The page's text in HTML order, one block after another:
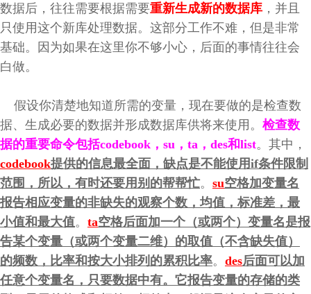
数据后，往往需要根据需要重新生成新的数据库 ，并且
只使用这个新库处理数据。这部分工作不难，但是非常
基础。因为如果在这里你不够小心，后面的事情往往会
白做。
假设你清楚地知道所需的变量，现在要做的是检查数
据、生成必要的数据并形成数据库供将来使用。 检查数
据的重要命令包括codebook，su，ta，des和list。其中，
codebook提供的信息最全面，缺点是不能使用if条件限制
范围，所以，有时还要用别的帮帮忙。 su空格加变量名
报告相应变量的非缺失的观察个数，均值，标准差，最
小值和最大值。 ta空格后面加一个（或两个）变量名是报
告某个变量（或两个变量二维）的取值（不含缺失值）
的频数，比率和按大小排列的累积比率。 des后面可以加
任意个变量名，只要数据中有。它报告变量的存储的类